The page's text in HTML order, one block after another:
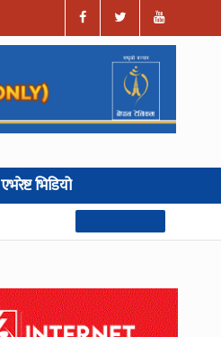
एभरेष्ट भिडियो